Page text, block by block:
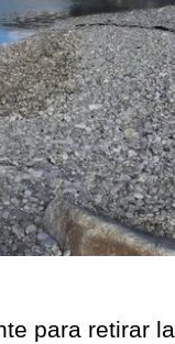
para retirar